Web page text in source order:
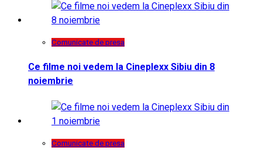
Comunicate de presa
Ce filme noi vedem la Cineplexx Sibiu din 8
noiembrie
Comunicate de presa